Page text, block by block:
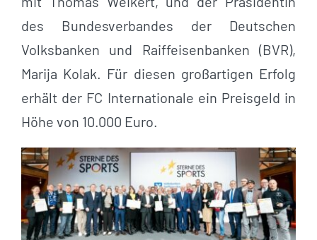
des Bundesverbandes der Deutschen
Volksbanken und Raiffeisenbanken (BVR),
Marija Kolak. Für diesen großartigen Erfolg
erhält der FC Internationale ein Preisgeld in
Höhe von 10.000 Euro.